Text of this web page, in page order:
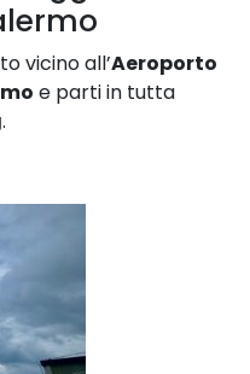
vicino all’Aeroporto
e parti in tutta
.